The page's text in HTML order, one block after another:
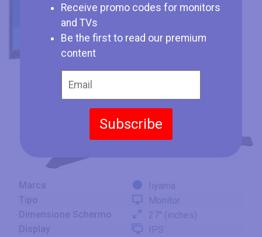
Receive promo codes for monitors
and TVs
Be the first to read our premium
content
Subscribe
Marca
Iiyama
Dimensione Schermo
27" (inches)